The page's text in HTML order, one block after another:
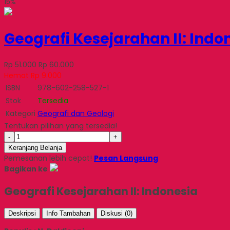
Geografi Kesejarahan II:
Rp 51.000 Rp 60.000
Hemat Rp 9.000
ISBN
978-602-258-527-1
Stok
Tersedia
Kategori Geografi dan Geologi
Tentukan pilihan yang tersedia!
-
+
Keranjang Belanja
Pemesanan lebih cepat! Pesan Langsung
Bagikan ke
Geografi Kesejarahan II: Indonesia
Deskripsi Info Tambahan Diskusi (0)